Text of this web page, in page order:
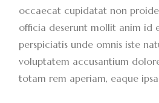
occaecat cupidatat non
officia deserunt mollit anim id
perspiciatis unde omnis iste
voluptatem accusantium
totam rem aperiam, eaque